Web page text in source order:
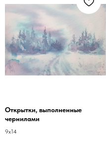
Открытки, выполненные
чернилами
9х14